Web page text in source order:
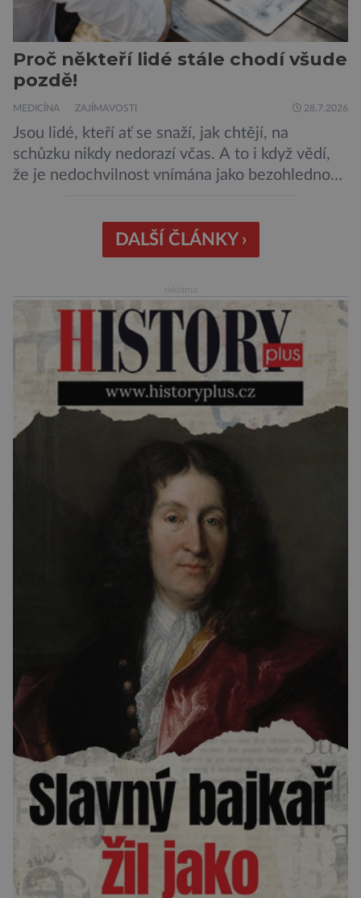
Proč někteří lidé stále chodí všude
pozdě!
MEDICÍNA ZAJÍMAVOSTI 28.7.2026
Jsou lidé, kteří ať se snaží, jak chtějí, na
schůzku nikdy nedorazí včas. A to i když vědí,
že je nedochvilnost vnímána jako bezohlednost
chodí chronicky pozdě, možná úplně nemohou.
Jaké jsou nejčastější příčiny nedochvilnosti? A
DALŠÍ ČLÁNKY ›